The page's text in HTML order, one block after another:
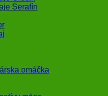
Serafín
omáčka